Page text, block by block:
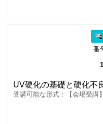
番
UV硬化の基礎と硬化不
受講可能な形式：【会場受講